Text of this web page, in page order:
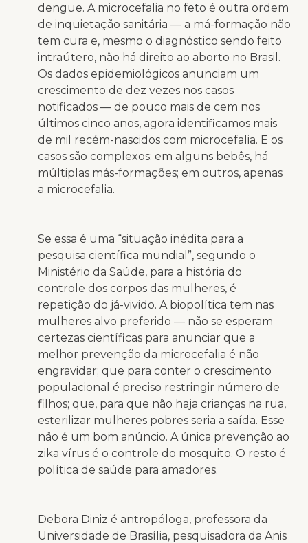
dengue. A microcefalia no feto é outra ordem
de inquietação sanitária — a má-formação não
tem cura e, mesmo o diagnóstico sendo feito
intraútero, não há direito ao aborto no Brasil.
Os dados epidemiológicos anunciam um
crescimento de dez vezes nos casos
notificados — de pouco mais de cem nos
últimos cinco anos, agora identificamos mais
de mil recém-nascidos com microcefalia. E os
casos são complexos: em alguns bebês, há
múltiplas más-formações; em outros, apenas
a microcefalia.
Se essa é uma “situação inédita para a
pesquisa científica mundial”, segundo o
Ministério da Saúde, para a história do
controle dos corpos das mulheres, é
repetição do já-vivido. A biopolítica tem nas
mulheres alvo preferido — não se esperam
certezas científicas para anunciar que a
melhor prevenção da microcefalia é não
engravidar; que para conter o crescimento
populacional é preciso restringir número de
filhos; que, para que não haja crianças na rua,
esterilizar mulheres pobres seria a saída. Esse
não é um bom anúncio. A única prevenção ao
zika vírus é o controle do mosquito. O resto é
política de saúde para amadores.
Debora Diniz é antropóloga, professora da
Universidade de Brasília, pesquisadora da Anis